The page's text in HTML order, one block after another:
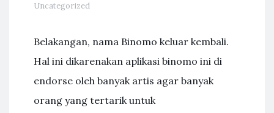
Uncategorized
Belakangan, nama Binomo keluar kembali.
Hal ini dikarenakan aplikasi binomo ini di
endorse oleh banyak artis agar banyak
orang yang tertarik untuk